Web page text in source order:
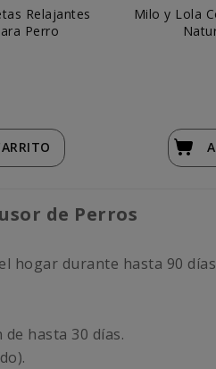
Relajantes
Perro
Milo y Lola
de Perros
durante hasta 90
hasta 30 días.